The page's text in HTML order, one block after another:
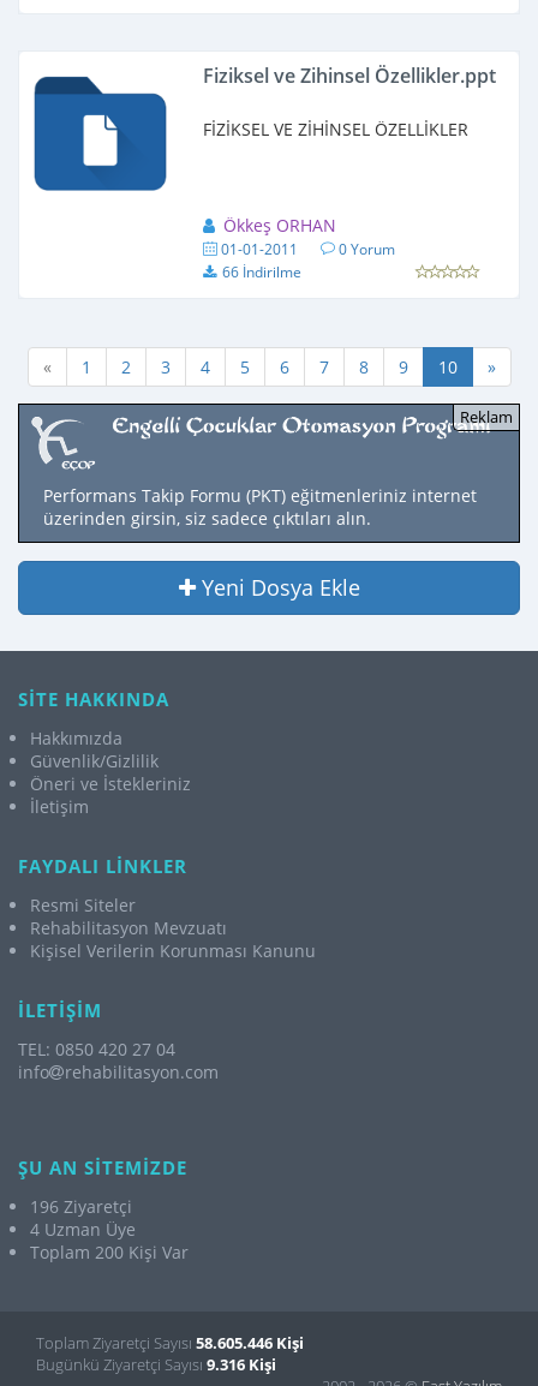
Fiziksel ve Zihinsel Özellikler.ppt
FİZİKSEL VE ZİHİNSEL ÖZELLİKLER
Ökkeş ORHAN
01-01-2011
0 Yorum
66 İndirilme
« 1 2 3 4 5 6 7 8 9 10 »
Performans Takip Formu (PKT) eğitmenleriniz internet
üzerinden girsin, siz sadece çıktıları alın.
Yeni Dosya Ekle
SİTE HAKKINDA
Hakkımızda
Güvenlik/Gizlilik
Öneri ve İstekleriniz
İletişim
FAYDALI LİNKLER
Resmi Siteler
Rehabilitasyon Mevzuatı
Kişisel Verilerin Korunması Kanunu
İLETİŞİM
TEL: 0850 420 27 04
info
rehabilitasyon.com
ŞU AN SİTEMİZDE
196 Ziyaretçi
4 Uzman Üye
Toplam 200 Kişi Var
Toplam Ziyaretçi Sayısı 58.605.446 Kişi
Bugünkü Ziyaretçi Sayısı 9.316 Kişi